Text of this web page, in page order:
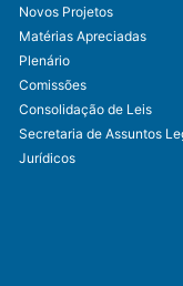
Novos Projetos
Matérias Apreciadas
Plenário
Comissões
Consolidação de Leis
Secretaria de Assuntos
Jurídicos